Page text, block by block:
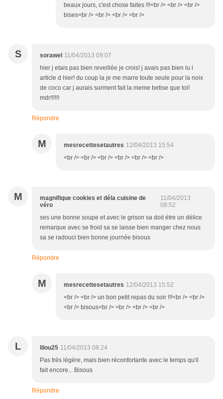
beaux jours, c'est chose faites !!!<br /> <br /> <br />
bises<br /> <br /> <br /> <br />
S sorawel 11/04/2013 09:07
hier j etais pas bien reveillée je crois! j avais pas bien lu l
article d hier! du coup la je me marre toute seule pour la noix
de coco car j aurais surment fait la meme betise que toi!
mdr!!!!!!
Répondre
M mesrecettesetautres 12/04/2013 15:54
<br /> <br /> <br /> <br /> <br /> <br />
M
magnifique cookies et déla cuisine de
véro
11/04/2013
08:52
ses une bonne soupe et avec le grison sa doit étre un délice
remarque avec se froid sa se laisse bien manger chez nous
sa se radouci bien bonne journée bisous
Répondre
M mesrecettesetautres 12/04/2013 15:52
<br /> <br /> un bon petit repas du soir !!!<br /> <br />
<br /> bisous<br /> <br /> <br /> <br />
L lilou25 11/04/2013 08:24
Pas très légère, mais bien réconfortante avec le temps qu'il
fait encore... Bisous
Répondre